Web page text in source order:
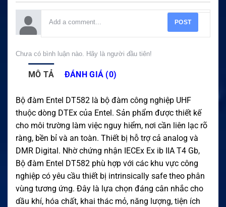
POST
Chưa có bình luận nào. Hãy là người đầu tiên!
MÔ TẢ ĐÁNH GIÁ (0)
Bộ đàm Entel DT582 là bộ đàm công nghiệp UHF
thuộc dòng DTEx của Entel. Sản phẩm được thiết kế
cho môi trường làm việc nguy hiểm, nơi cần liên lạc rõ
ràng, bền bỉ và an toàn. Thiết bị hỗ trợ cả analog và
DMR Digital. Nhờ chứng nhận IECEx Ex ib IIA T4 Gb,
Bộ đàm Entel DT582 phù hợp với các khu vực công
nghiệp có yêu cầu thiết bị intrinsically safe theo phân
vùng tương ứng. Đây là lựa chọn đáng cân nhắc cho
dầu khí, hóa chất, khai thác mỏ, năng lượng, tiện ích